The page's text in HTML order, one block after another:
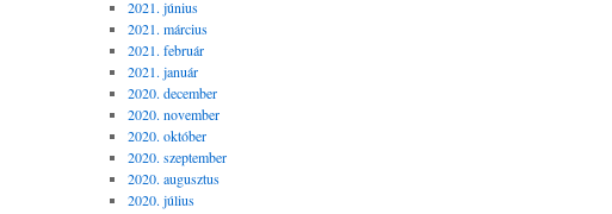
2021. június
2021. március
2021. február
2021. január
2020. december
2020. november
2020. október
2020. szeptember
2020. augusztus
2020. július